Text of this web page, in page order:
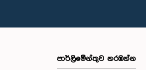
පාර්ලි‌මේන්තුව නරඹන්න